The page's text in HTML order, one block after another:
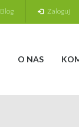
Zaloguj
Blog
O NAS